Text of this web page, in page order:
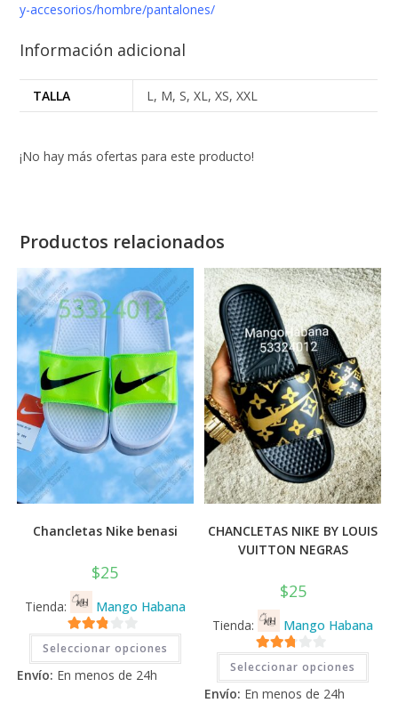
y-accesorios/hombre/pantalones/
Información adicional
TALLA L, M, S, XL, XS, XXL
¡No hay más ofertas para este producto!
Productos relacionados
Chancletas Nike benasi
$25
Tienda: Mango Habana
2.71
de 5
Seleccionar opciones
Este
producto
tiene
múltiples
variantes.
Envío: En menos de 24h
CHANCLETAS NIKE BY LOUIS
VUITTON NEGRAS
$25
Tienda: Mango Habana
2.71
de 5
Seleccionar opciones
Este
tiene
Envío: En menos de 24h